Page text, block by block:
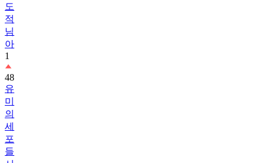
도
적
님
아
1
48
유
미
의
세
포
들